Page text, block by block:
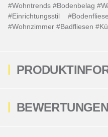
#Wohntrends #Bodenbelag
#Einrichtungsstil
#Wohnzimmer #Badfliesen
BEWERTUNGEN